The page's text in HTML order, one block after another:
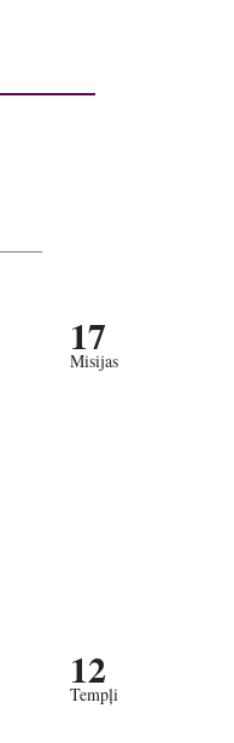
17
Misijas
12
Tempļi